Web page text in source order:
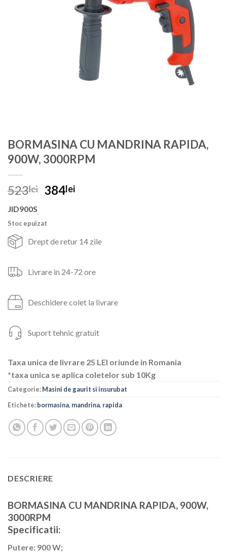
BORMASINA CU MANDRINA RAPIDA,
900W, 3000RPM
523lei Prețul
fost:
523lei.
384leiPrețul
JID900S
Stoc epuizat
Drept de retur 14 zile
Livrare in 24-72 ore
Deschidere colet la livrare
Suport tehnic gratuit
Taxa unica de livrare 25 LEI oriunde in Romania
*taxa unica se aplica coletelor sub 10Kg
Categorie:Masini de gaurit si insurubat
Etichete:bormasina, mandrina, rapida
DESCRIERE
BORMASINA CU MANDRINA RAPIDA, 900W,
3000RPM
Specificatii:
Putere: 900 W;